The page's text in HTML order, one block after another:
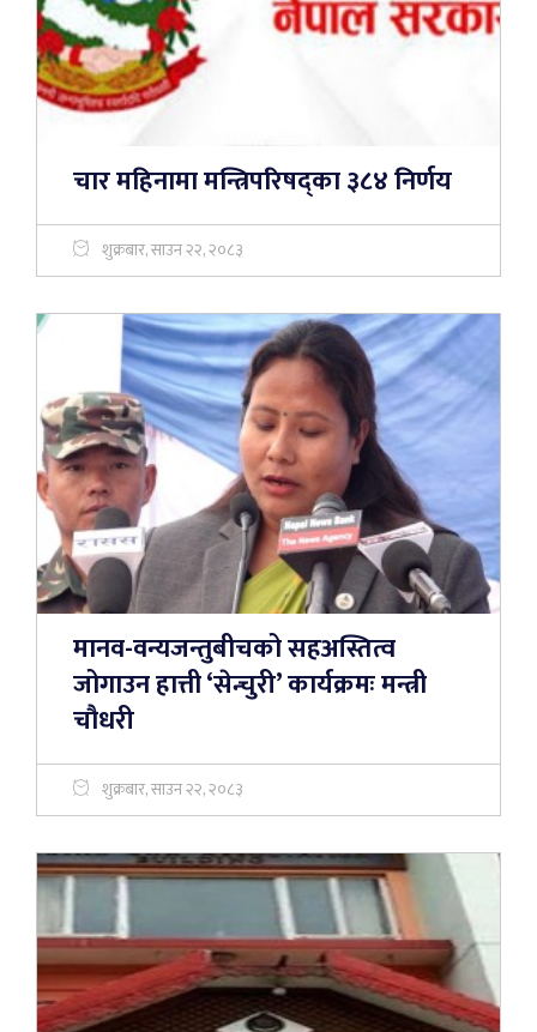
चार महिनामा मन्त्रिपरिषद्का ३८४ निर्णय
शुक्रबार, साउन २२, २०८३
मानव-वन्यजन्तुबीचको सहअस्तित्व
जोगाउन हात्ती ‘सेन्चुरी’ कार्यक्रमः मन्त्री
चौधरी
शुक्रबार, साउन २२, २०८३